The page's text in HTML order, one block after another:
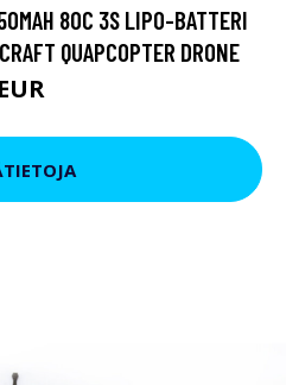
80C 3S LIPO-BATTERI
QUAPCOPTER DRONE